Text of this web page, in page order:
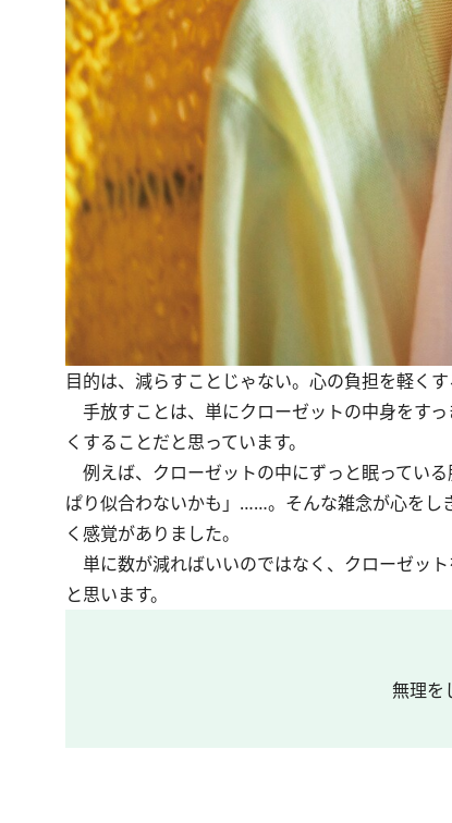
目的は、減らすことじゃない。心の負担を軽くす
手放すことは、単にクローゼットの中身をす
くすることだと思っています。
例えば、クローゼットの中にずっと眠ってい
ぱり似合わないかも」……。そんな雑念が心をし
く感覚がありました。
単に数が減ればいいのではなく、クローゼッ
と思います。
無理を